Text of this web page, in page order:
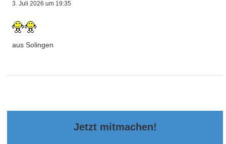
3. Juli 2026 um 19:35
aus Solingen
Jetzt mitmachen!